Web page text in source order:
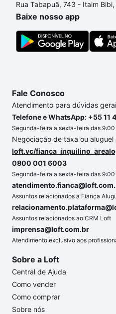
um apartamento
e conte
o imóvel dos seus sonhos
conforto. Loft, com você
Rua Tabapuã, 743 - Itaim
Baixe nosso app
Fale Conosco
Atendimento para dúvidas
Telefone e WhatsApp: +55
Segunda-feira a sexta-feira das 9:00
Negociação de taxa ou aluguel
loft.vc/
0800 001 6003
Segunda-feira a sexta-feira das 9:00
Assuntos relacionados a Fiança
Assuntos relacionados ao CRM Loft
imprensa@loft.com.br
Atendimento exclusivo aos
Sobre a Loft
Central de Ajuda
Como vender
Como comprar
Sobre nós